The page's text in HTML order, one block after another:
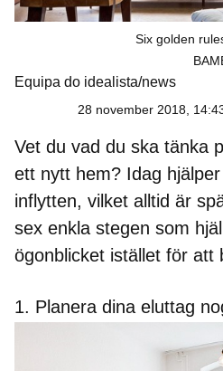
Six golden
Equipa do idealista/news
28 november 2018,
Vet du vad du ska tänka
ett nytt hem? Idag
inflytten, vilket alltid är
sex enkla stegen som
ögonblicket istället för att
1. Planera dina eluttag